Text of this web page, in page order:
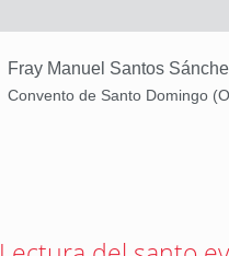
Fray Manuel Santos
Convento de Santo Domingo